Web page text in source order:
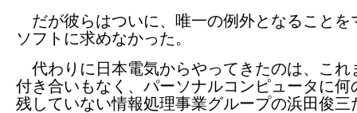
だが彼らはついに、唯一の例外となることを
ソフトに求めなかった。
代わりに日本電気からやってきたのは、これ
付き合いもなく、パーソナルコンピュータに何
残していない情報処理事業グループの浜田俊三